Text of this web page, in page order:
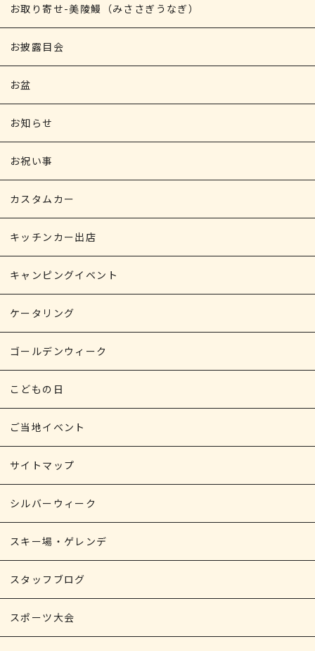
お取り寄せ-美陵鰻（みささぎうなぎ）
お披露目会
お盆
お知らせ
お祝い事
カスタムカー
キッチンカー出店
キャンピングイベント
ケータリング
ゴールデンウィーク
こどもの日
ご当地イベント
サイトマップ
シルバーウィーク
スキー場・ゲレンデ
スタッフブログ
スポーツ大会